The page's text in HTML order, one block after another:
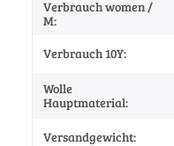
Verbrauch women /
M:
Verbrauch 10Y:
Wolle
Hauptmaterial:
Versandgewicht: